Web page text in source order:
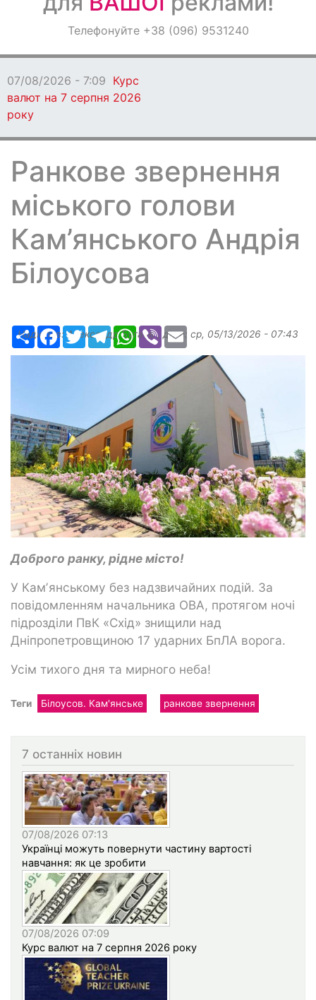
ОголошенняТелефонуйте +38 (096) 9531240
07/08/2026 - 7:09 Курс
валют на 7 серпня 2026
року
Ранкове звернення
міського голови
Кам’янського Андрія
Білоусова
РесурсFacebook
TwitterTelegramWhatsApp
Viber Email
Надіслав:Александр Бугаев, дата: ср, 05/13/2026 - 07:43
Доброго ранку, рідне місто!
У Камʼянському без надзвичайних подій. За
повідомленням начальника ОВА, протягом ночі
підрозділи ПвК «Схід» знищили над
Дніпропетровщиною 17 ударних БпЛА ворога.
Усім тихого дня та мирного неба!
Теги Білоусов. Кам'янське ранкове звернення
7 останніх новин
07/08/2026 07:13
Українці можуть повернути частину вартості
навчання: як це зробити
07/08/2026 07:09
Курс валют на 7 серпня 2026 року